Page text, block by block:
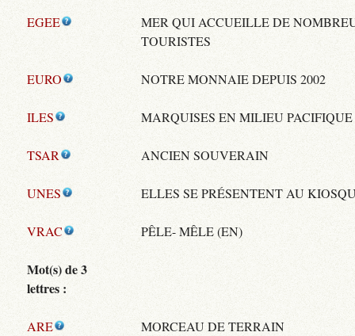
EGEE
MER QUI ACCUEILLE DE
TOURISTES
EURO NOTRE MONNAIE DEPUIS 2002
ILES MARQUISES EN MILIEU PACIFIQUE
TSAR ANCIEN SOUVERAIN
UNES ELLES SE PRÉSENTENT AU
VRAC PÊLE- MÊLE (EN)
Mot(s) de 3
lettres :
ARE MORCEAU DE TERRAIN